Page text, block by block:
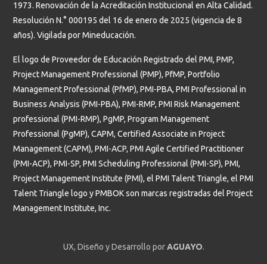
1973. Renovación de la Acreditación Institucional en Alta Calidad.
Resolución N.° 000195 del 16 de enero de 2025 (vigencia de 8
años). Vigilada por Mineducación.
El logo de Proveedor de Educación Registrado del PMI, PMP,
Project Management Professional (PMP), PfMP, Portfolio
Management Professional (PfMP), PMI-PBA, PMI Professional in
Business Analysis (PMI-PBA), PMI-RMP, PMI Risk Management
professional (PMI-RMP), PgMP, Program Management
Professional (PgMP), CAPM, Certified Associate in Project
Management (CAPM), PMI-ACP, PMI Agile Certified Practitioner
(PMI-ACP), PMI-SP, PMI Scheduling Professional (PMI-SP), PMI,
Project Management Institute (PMI), el PMI Talent Triangle, el PMI
Talent Triangle logo y PMBOK son marcas registradas del Project
Management Institute, Inc.
UX, Diseño y Desarrollo porAGUAYO.